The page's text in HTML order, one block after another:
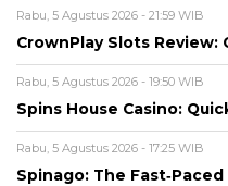
Rabu, 5 Agustus 2026 - 21:59 WIB
CrownPlay Slots Review:
Rabu, 5 Agustus 2026 - 19:50 WIB
Spins House Casino:
Rabu, 5 Agustus 2026 - 17:25 WIB
Spinago: The